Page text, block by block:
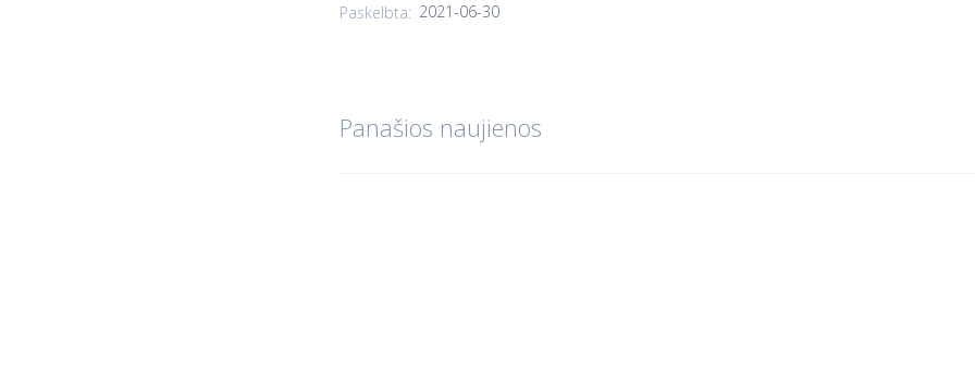
Paskelbta: 2021-06-30
Panašios naujienos